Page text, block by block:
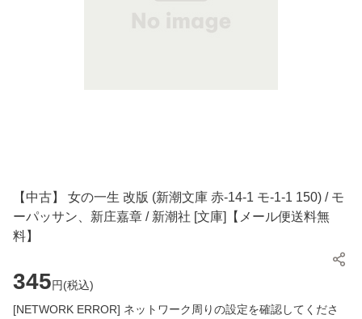
【中古】 女の一生 改版 (新潮文庫 赤-14-1 モ-1-1 150) / モ
ーパッサン、新庄嘉章 / 新潮社 [文庫]【メール便送料無
料】
345円(税込)
[NETWORK ERROR] ネットワーク周りの設定を確認してくださ